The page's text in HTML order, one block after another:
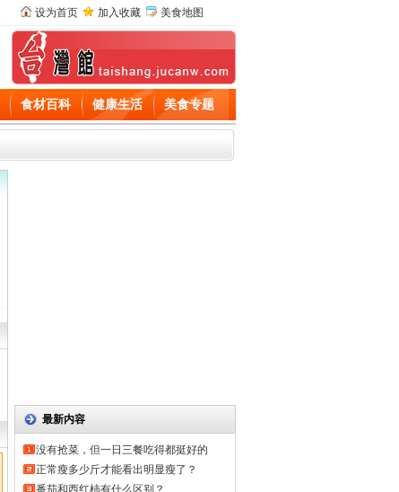
设为首页 加入收藏 美食地图
食材百科 健康生活 美食专题
最新内容
没有抢菜，但一日三餐吃得都挺好的
正常瘦多少斤才能看出明显瘦了？
番茄和西红柿有什么区别？